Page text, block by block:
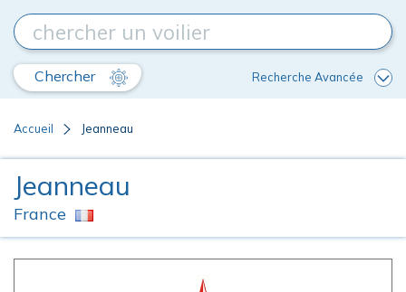
Chercher Recherche Avancée
Accueil Jeanneau
Jeanneau
France